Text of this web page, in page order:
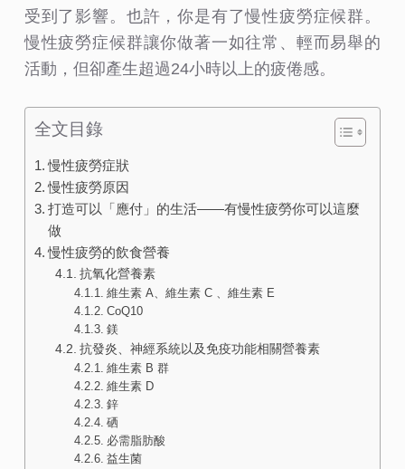
受到了影響。也許，你是有了慢性疲勞症候群。
慢性疲勞症候群讓你做著一如往常、輕而易舉的
活動，但卻產生超過24小時以上的疲倦感。
全文目錄
慢性疲勞症狀
慢性疲勞原因
打造可以「應付」的生活——有慢性疲勞你可以這麼
做
慢性疲勞的飲食營養
抗氧化營養素
維生素 A、維生素 C 、維生素 E
CoQ10
鎂
抗發炎、神經系統以及免疫功能相關營養素
維生素 B 群
維生素 D
鋅
硒
必需脂肪酸
益生菌